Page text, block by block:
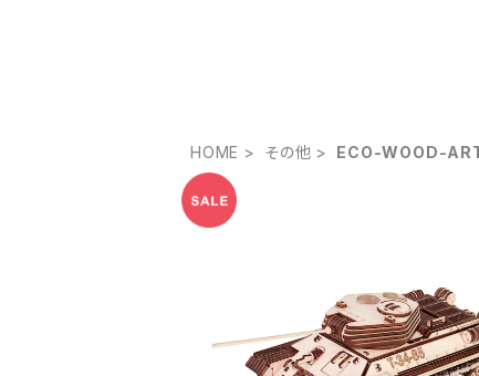
HOME その他 ECO-WOOD-
TANK T-34-85
¥3,960